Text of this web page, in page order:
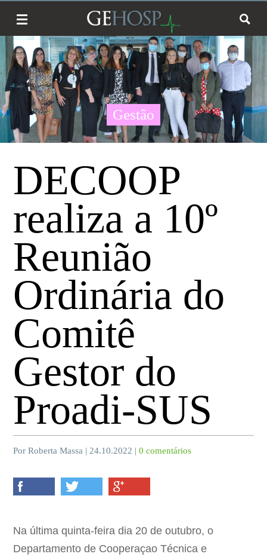
Gestão
DECOOP
realiza a 10º
Reunião
Ordinária do
Comitê
Gestor do
Proadi-SUS
Por Roberta Massa | 24.10.2022 |0 comentários
Na última quinta-feira dia 20 de outubro, o
Departamento de Cooperaçao Técnica e